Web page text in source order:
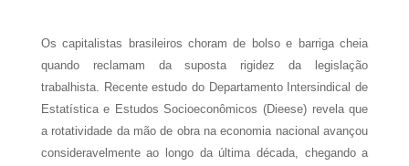
Os capitalistas brasileiros choram de bolso e barriga cheia
quando reclamam da suposta rigidez da legislação
trabalhista. Recente estudo do Departamento Intersindical de
Estatística e Estudos Socioeconômicos (Dieese) revela que
a rotatividade da mão de obra na economia nacional avançou
consideravelmente ao longo da última década, chegando a